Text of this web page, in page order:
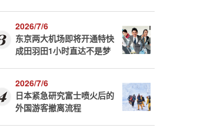
2026/7/6
东京两大机场即将开通特快
成田羽田1小时直达不是梦
2026/7/6
日本紧急研究富士喷火后的
外国游客撤离流程